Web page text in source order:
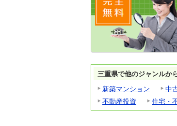
三重県で他のジャンルか
新築マンション
中
不動産投資
住宅・